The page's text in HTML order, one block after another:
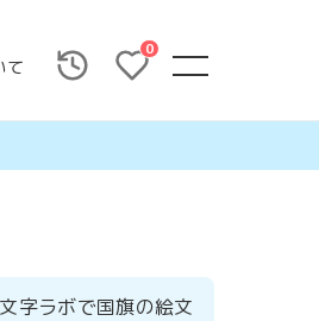
て
0
字ラボで国旗の絵文